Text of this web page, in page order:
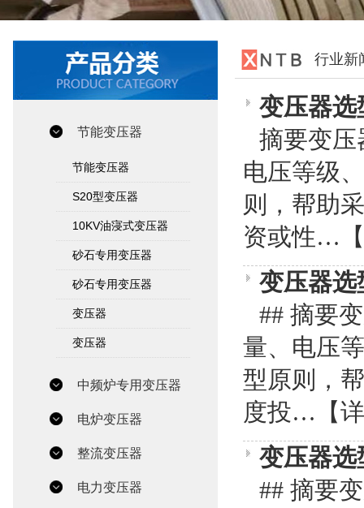
节能变压器
节能变压器
S20型变压器
10KV油寖式变压器
砂石专用变压器
砂石专用变压器
变压器
变压器
中频炉专用变压器
电炉变压器
整流变压器
电力变压器
行业新
变压器选
摘要变压
电压等级
则，帮助
资或性…
变压器选
## 摘要
量、电压
型原则，
度投… 【
变压器选
## 摘要